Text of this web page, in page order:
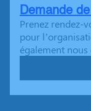
Demande
Prenez rendez-
pour
également